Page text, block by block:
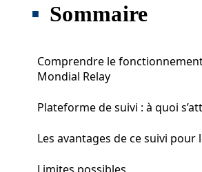
Sommaire
Comprendre le
Mondial Relay
Plateforme de suivi : à quoi
Les avantages de ce suivi pour
Limites possibles